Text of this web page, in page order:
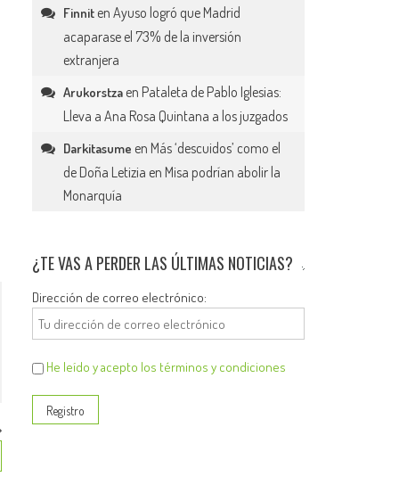
Finnit enAyuso logró que Madrid
acaparase el 73% de la inversión
extranjera
Arukorstza en Pataleta de Pablo Iglesias:
Lleva a Ana Rosa Quintana a los juzgados
Darkitasume en Más ‘descuidos’ como el
de Doña Letizia en Misa podrían abolir la
Monarquía
¿TE VAS A PERDER LAS ÚLTIMAS NOTICIAS?
Dirección de correo electrónico:
He leído y acepto los términos y condiciones